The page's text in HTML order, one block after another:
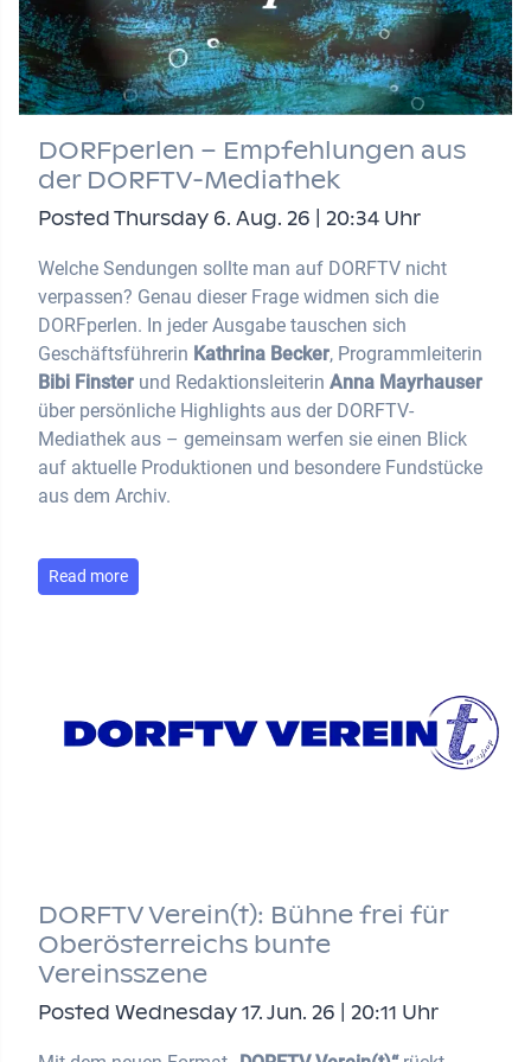
DORFperlen – Empfehlungen aus
der DORFTV-Mediathek
Posted Thursday 6. Aug. 26 | 20:34 Uhr
Welche Sendungen sollte man auf DORFTV nicht
verpassen? Genau dieser Frage widmen sich die
DORFperlen. In jeder Ausgabe tauschen sich
Geschäftsführerin Kathrina Becker, Programmleiterin
Bibi Finster und Redaktionsleiterin Anna Mayrhauser
über persönliche Highlights aus der DORFTV-
Mediathek aus – gemeinsam werfen sie einen Blick
auf aktuelle Produktionen und besondere Fundstücke
aus dem Archiv.
Read more
DORFTV Verein(t): Bühne frei für
Oberösterreichs bunte
Vereinsszene
Posted Wednesday 17. Jun. 26 | 20:11 Uhr